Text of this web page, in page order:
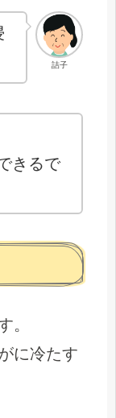
詰子
きるで
。
に冷たす